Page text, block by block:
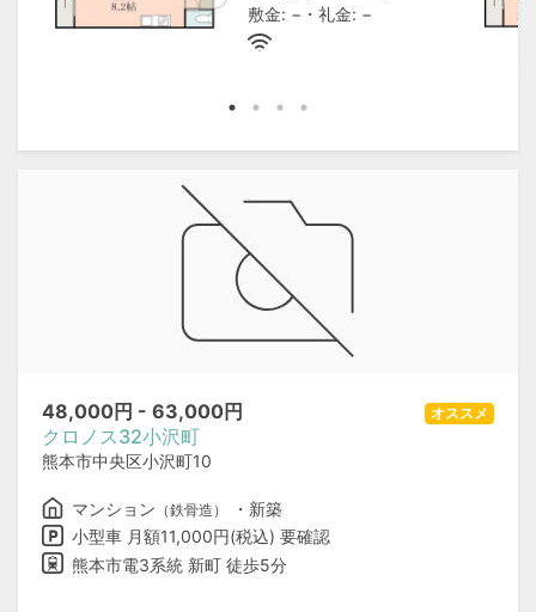
敷金: −・礼金: −
48,000円 - 63,000円
クロノス32小沢町
熊本市中央区小沢町10
オススメ
マンション （鉄骨造）
・新築
小型車 月額11,000円(税込) 要確認
熊本市電3系統 新町 徒歩5分